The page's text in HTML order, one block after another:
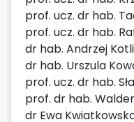
prof. ucz. dr hab.
prof. ucz. dr hab.
dr hab. Andrzej
dr hab. Urszula
prof. ucz. dr hab.
prof. dr hab.
dr Ewa